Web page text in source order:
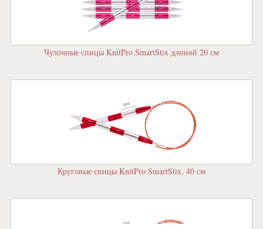
Чулочные спицы KnitPro SmartStix длиной 20 см
Круговые спицы KnitPro SmartStix, 40 см